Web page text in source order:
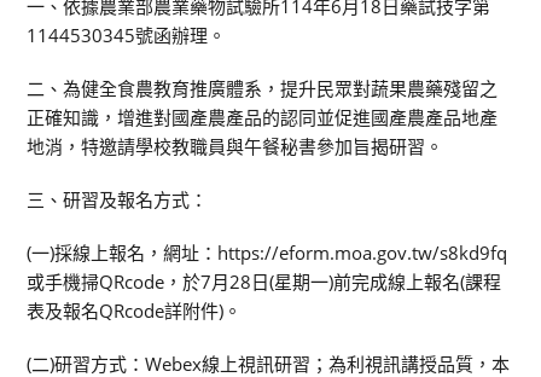
一、依據農業部農業藥物試驗所114年6月18日藥試技字第
1144530345號函辦理。
二、為健全食農教育推廣體系，提升民眾對蔬果農藥殘留之
正確知識，增進對國產農產品的認同並促進國產農產品地產
地消，特邀請學校教職員與午餐秘書參加旨揭研習。
三、研習及報名方式：
(一)採線上報名，網址：https://eform.moa.gov.tw/s8kd9fq
或手機掃QRcode，於7月28日(星期一)前完成線上報名(課程
表及報名QRcode詳附件)。
(二)研習方式：Webex線上視訊研習；為利視訊講授品質，本